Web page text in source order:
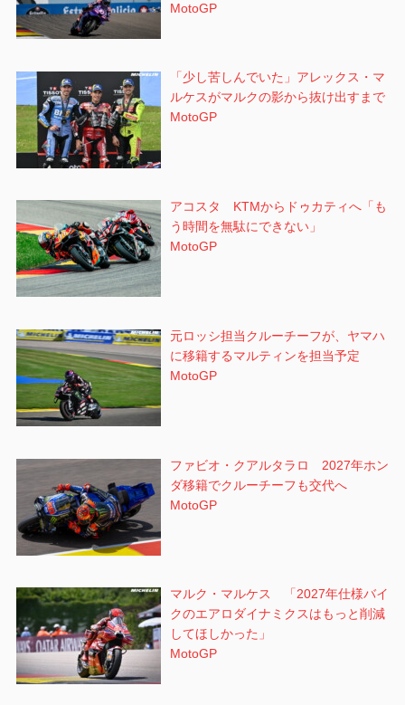
MotoGP
「少し苦しんでいた」アレックス・マ
ルケスがマルクの影から抜け出すまで
MotoGP
アコスタ KTMからドゥカティへ「も
う時間を無駄にできない」
MotoGP
元ロッシ担当クルーチーフが、ヤマハ
に移籍するマルティンを担当予定
MotoGP
ファビオ・クアルタラロ 2027年ホン
ダ移籍でクルーチーフも交代へ
MotoGP
マルク・マルケス 「2027年仕様バイ
クのエアロダイナミクスはもっと削減
してほしかった」
MotoGP